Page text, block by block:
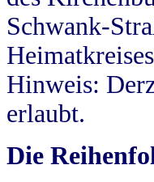
Schwank-
Hinweis:
erlaubt.
Die